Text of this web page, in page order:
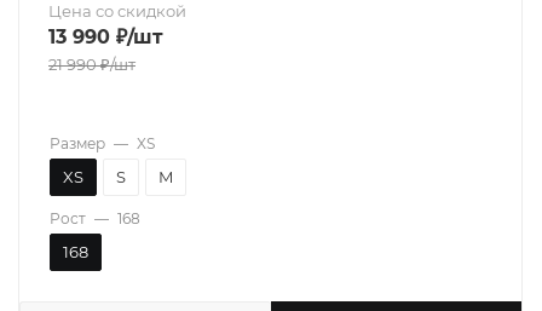
Цена со скидкой
13 990 ₽/шт
21 990₽/шт
Размер — XS
XS S M
Рост — 168
168